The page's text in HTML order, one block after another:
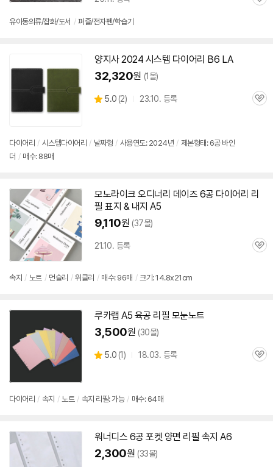
관
유아동의류/잡화/도서 / 퍼즐/전자펜/학습기
양지사 2024 시스템 다이어리 B6 LA
32,320원 (1몰)
별
5.0 (상
뷰
2) 23.10. 등록
관
다이어리 / 시스템다이어리 / 날짜형 / 사용연도: 2024년 / 제본형태: 6공바인
더 / 매수: 88매
모노라이크 오디너리 데이즈 6공 다이어리 리
필 표지 & 내지 A5
9,110원 (37몰)
21.10. 등록
관
속지 / 노트 / 먼슬리 / 위클리 / 매수: 96매 / 크기: 14.8x21cm
루카랩 A5 육공 리필 모눈노트
3,500원 (30몰)
별
5.0 (상
뷰
1) 18.03. 등록
관
다이어리 / 속지 / 노트 / 속지 리필: 가능 / 매수: 64매
워너디스 6공 포켓 양면 리필 속지 A6
2,300원 (33몰)